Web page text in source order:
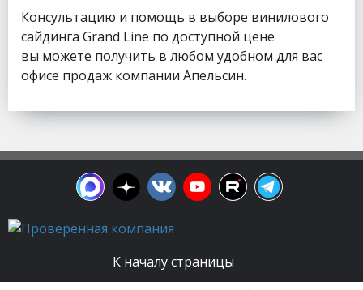
Консультацию и помощь в выборе винилового
сайдинга Grand Line по доступной цене
вы можете получить в любом удобном для вас
офисе продаж компании Апельсин.
К началу страницы